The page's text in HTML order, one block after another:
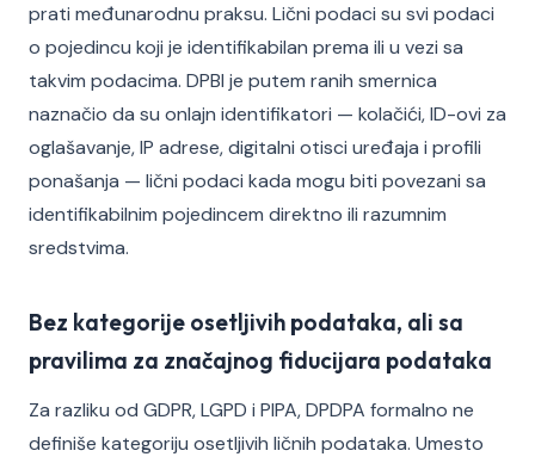
prati međunarodnu praksu. Lični podaci su svi podaci
o pojedincu koji je identifikabilan prema ili u vezi sa
takvim podacima. DPBI je putem ranih smernica
naznačio da su onlajn identifikatori — kolačići, ID-ovi za
oglašavanje, IP adrese, digitalni otisci uređaja i profili
ponašanja — lični podaci kada mogu biti povezani sa
identifikabilnim pojedincem direktno ili razumnim
sredstvima.
Bez kategorije osetljivih podataka, ali sa
pravilima za značajnog fiducijara podataka
Za razliku od GDPR, LGPD i PIPA, DPDPA formalno ne
definiše kategoriju osetljivih ličnih podataka. Umesto